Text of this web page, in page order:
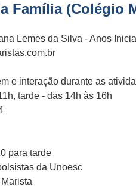
Família (Colégio
Lemes da Silva - Anos
e interação durante as
tarde - das 14h às 16h
para tarde
da Unoesc